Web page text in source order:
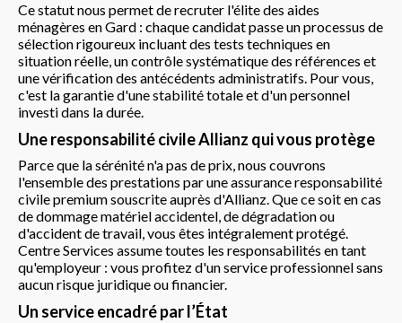
Ce statut nous permet de recruter l'élite des aides
ménagères en Gard : chaque candidat passe un processus de
sélection rigoureux incluant des tests techniques en
situation réelle, un contrôle systématique des références et
une vérification des antécédents administratifs. Pour vous,
c'est la garantie d'une stabilité totale et d'un personnel
investi dans la durée.
Une responsabilité civile Allianz qui vous protège
Parce que la sérénité n'a pas de prix, nous couvrons
l'ensemble des prestations par une assurance responsabilité
civile premium souscrite auprès d'Allianz. Que ce soit en cas
de dommage matériel accidentel, de dégradation ou
d'accident de travail, vous êtes intégralement protégé.
Centre Services assume toutes les responsabilités en tant
qu'employeur : vous profitez d'un service professionnel sans
aucun risque juridique ou financier.
Un service encadré par l’État